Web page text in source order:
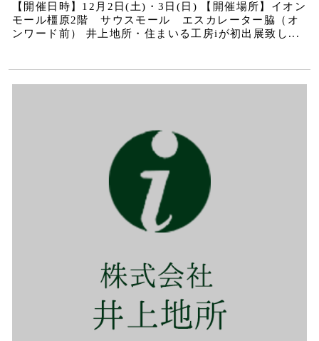
【開催日時】12月2日(土)・3日(日) 【開催場所】イオン
モール橿原2階 サウスモール エスカレーター脇（オ
ンワード前） 井上地所・住まいる工房iが初出展致し...